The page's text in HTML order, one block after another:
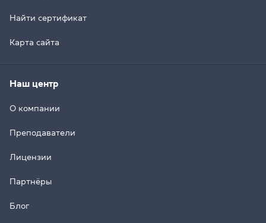
Найти сертификат
Карта сайта
Наш центр
О компании
Преподаватели
Лицензии
Партнёры
Блог